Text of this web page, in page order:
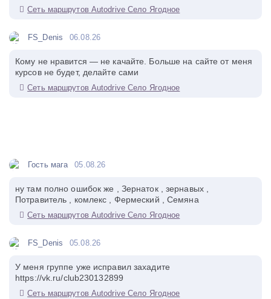
Сеть маршрутов Autodrive Село Ягодное
FS_Denis 06.08.26
Кому не нравится — не качайте. Больше на сайте от меня
курсов не будет, делайте сами
Сеть маршрутов Autodrive Село Ягодное
Гость мага 05.08.26
ну там полно ошибок же , Зернаток , зернавых ,
Потравитель , комлекс , Фермеский , Семяна
Сеть маршрутов Autodrive Село Ягодное
FS_Denis 05.08.26
У меня группе уже исправил захадите
https://vk.ru/club230132899
Сеть маршрутов Autodrive Село Ягодное